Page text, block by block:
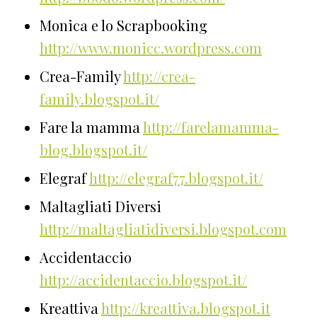
Monica e lo Scrapbooking
http://www.monicc.wordpress.com
Crea-Familyhttp://crea-
family.blogspot.it/
Fare la mamma http://farelamamma-
blog.blogspot.it/
Elegrafhttp://elegraf77.blogspot.it/
Maltagliati Diversi
http://maltagliatidiversi.blogspot.com
Accidentaccio
http://accidentaccio.blogspot.it/
Kreattiva http://kreattiva.blogspot.it